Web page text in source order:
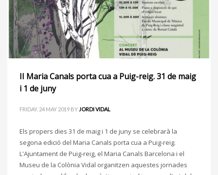
II Maria Canals porta cua a Puig-reig. 31 de maig
i 1 de juny
FRIDAY, 24 MAY 2019 BYJORDI VIDAL
Els propers dies 31 de maig i 1 de juny se celebrarà la
segona edició del Maria Canals porta cua a Puig-reig.
L'Ajuntament de Puig-reig, el Maria Canals Barcelona i el
Museu de la Colònia Vidal organitzen aquestes jornades